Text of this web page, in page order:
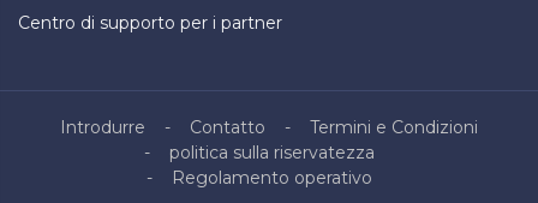
Centro di supporto per i partner
Introdurre Contatto
Termini e Condizioni
politica sulla riservatezza
Regolamento operativo